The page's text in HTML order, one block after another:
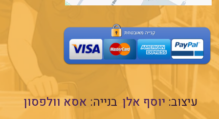
עיצוב:יוסף אלן בנייה: אסא וולפסון